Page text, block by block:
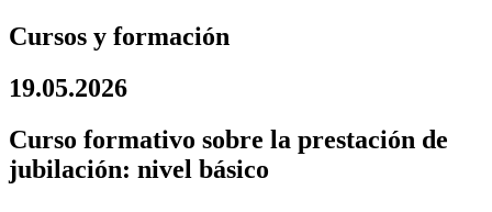
Cursos y formación
19.05.2026
Curso formativo sobre la prestación de
jubilación: nivel básico